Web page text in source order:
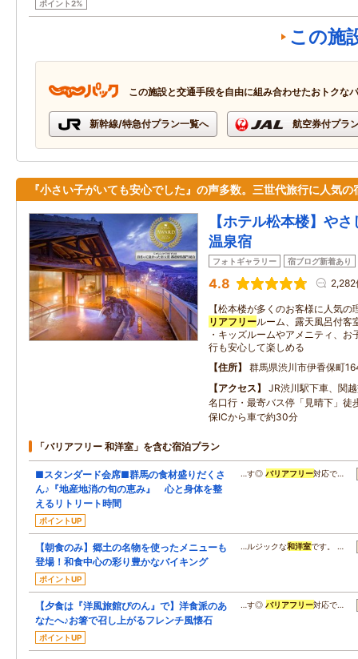
ポイント2%
この施
この施設と交通手段を自由に組み合わせたおトクな
新幹線/特急付プラン一覧へ 航空券付プラ
『小さい子がいても安心でした』の声多数。三世代旅行に人気の
【ホテル松本楼】や
温泉宿
フォトギャラリー 宿ブログ新着あり
4.8 2,282
【松本楼が多くのお客様に人気
リアフリールーム、露天風呂付客
・キッズルームやアメニティ、
行も安心して楽しめる
住所
群馬県渋川市伊香保町
アクセス
JR渋川駅下車、関
名口行・最寄バス停「見晴下」徒
保ICから車で約30分
「バリアフリー 和洋室」を含む宿泊プラン
■スタンダード会席■群馬の食材盛りだくさ
ん♪『地産地消の旬の恵み』 心と身体を整
えるリトリート時間
ポイントUP
…す◎バリアフリー対応で…
【朝食のみ】郷土の名物を使ったメニューも
登場！和食中心の彩り豊かなバイキング
ポイントUP
…ルジックな和洋室です。 …
【夕食は『洋風旅館ぴのん』で】洋食派のあ
なたへ♪お箸で召し上がるフレンチ風懐石
ポイントUP
…す◎バリアフリー対応で…